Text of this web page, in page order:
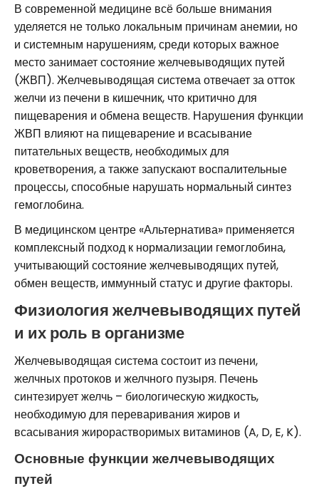
В современной медицине всё больше внимания
уделяется не только локальным причинам анемии, но
и системным нарушениям, среди которых важное
место занимает состояние желчевыводящих путей
(ЖВП). Желчевыводящая система отвечает за отток
желчи из печени в кишечник, что критично для
пищеварения и обмена веществ. Нарушения функции
ЖВП влияют на пищеварение и всасывание
питательных веществ, необходимых для
кроветворения, а также запускают воспалительные
процессы, способные нарушать нормальный синтез
гемоглобина.
В медицинском центре «Альтернатива» применяется
комплексный подход к нормализации гемоглобина,
учитывающий состояние желчевыводящих путей,
обмен веществ, иммунный статус и другие факторы.
Физиология желчевыводящих путей
и их роль в организме
Желчевыводящая система состоит из печени,
желчных протоков и желчного пузыря. Печень
синтезирует желчь – биологическую жидкость,
необходимую для переваривания жиров и
всасывания жирорастворимых витаминов (A, D, E, K).
Основные функции желчевыводящих
путей